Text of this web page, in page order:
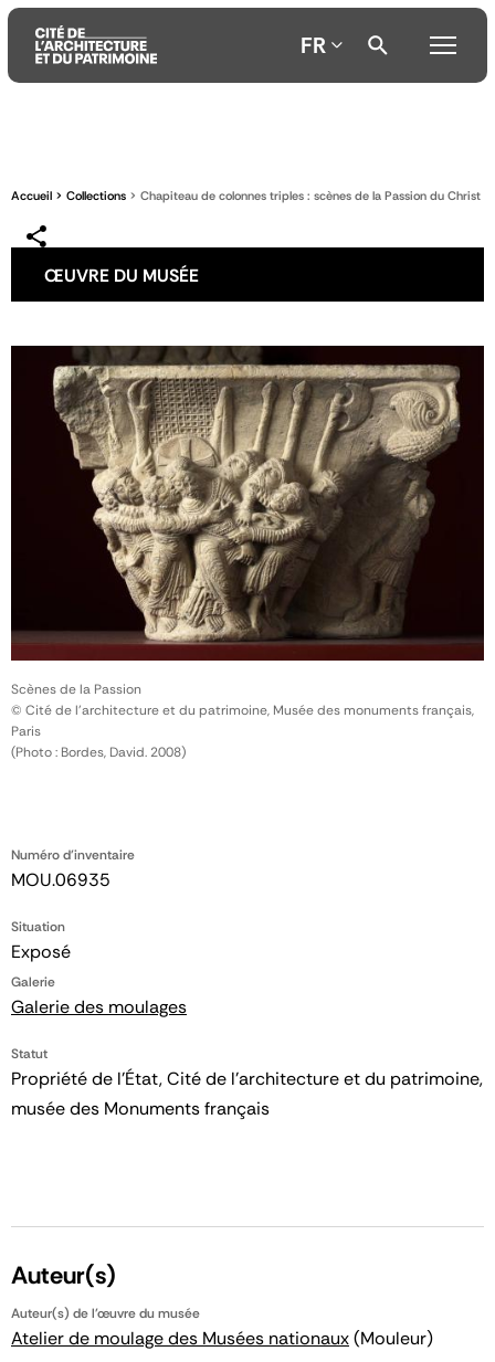
contenu
menu
la
FR
Accueil Collections Chapiteau de colonnes triples : scènes de la Passion du Christ
ŒUVRE DU MUSÉE
Numéro d'inventaire
MOU.06935
Situation
Exposé
Galerie
Galerie des moulages
Statut
Propriété de l’État, Cité de l’architecture et du patrimoine,
musée des Monuments français
Scènes de la Passion
© Cité de l'architecture et du patrimoine, Musée des monuments français,
Paris
(Photo : Bordes, David. 2008)
Auteur(s)
Auteur(s) de l'œuvre du musée
Atelier de moulage des Musées nationaux(Mouleur)